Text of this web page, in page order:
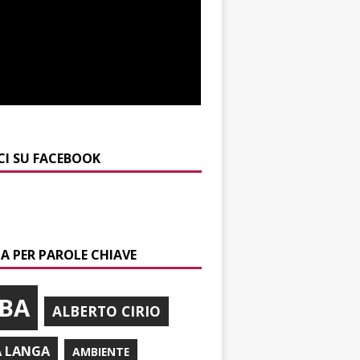
SU FACEBOOK
PER PAROLE CHIAVE
ALBERTO CIRIO
LANGA AMBIENTE